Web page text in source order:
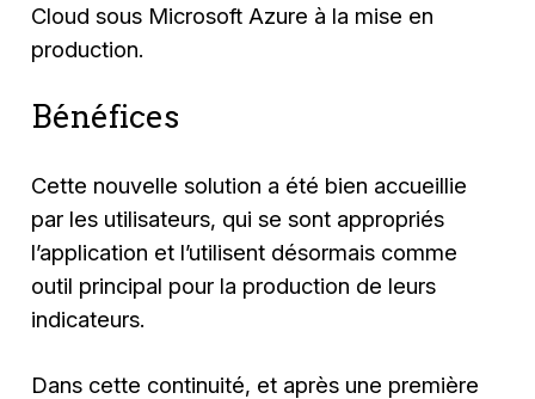
Cloud sous Microsoft Azure à la mise en
production.
Bénéfices
Cette nouvelle solution a été bien accueillie
par les utilisateurs, qui se sont appropriés
l’application et l’utilisent désormais comme
outil principal pour la production de leurs
indicateurs.
Dans cette continuité, et après une première